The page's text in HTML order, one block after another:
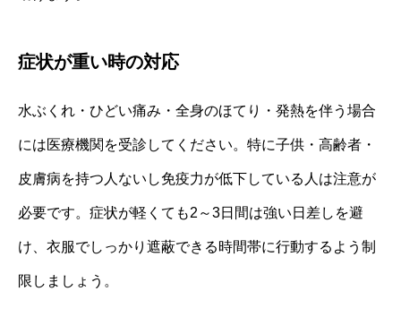
症状が重い時の対応
水ぶくれ・ひどい痛み・全身のほてり・発熱を伴う場合
には医療機関を受診してください。特に子供・高齢者・
皮膚病を持つ人ないし免疫力が低下している人は注意が
必要です。症状が軽くても2～3日間は強い日差しを避
け、衣服でしっかり遮蔽できる時間帯に行動するよう制
限しましょう。